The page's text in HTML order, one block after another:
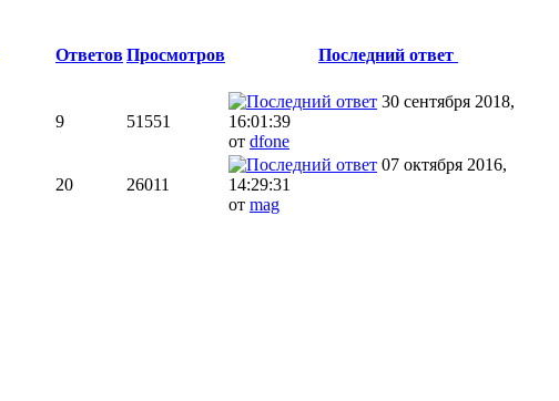
ОтветовПросмотров
Последний ответ
9 51551
30 сентября 2018,
16:01:39
от dfone
20 26011
07 октября 2016,
14:29:31
от mag